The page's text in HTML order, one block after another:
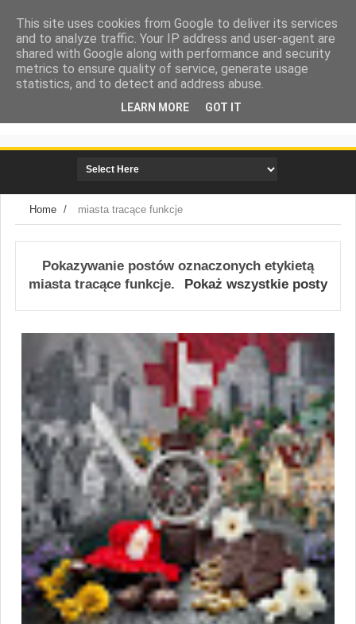
społeczna strona miasta Mielca
Home / miasta tracące funkcje
Pokazywanie postów oznaczonych etykietą
miasta tracące funkcje. Pokaż wszystkie posty
This site uses cookies from Google to deliver its services
and to analyze traffic. Your IP address and user-agent are
shared with Google along with performance and security
metrics to ensure quality of service, generate usage
statistics, and to detect and address abuse.
LEARN MORE GOT IT